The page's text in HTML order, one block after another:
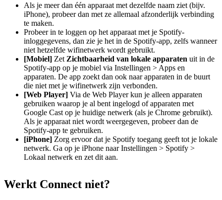
Als je meer dan één apparaat met dezelfde naam ziet (bijv.
iPhone), probeer dan met ze allemaal afzonderlijk verbinding
te maken.
Probeer in te loggen op het apparaat met je Spotify-
inloggegevens, dan zie je het in de Spotify-app, zelfs wanneer
niet hetzelfde wifinetwerk wordt gebruikt.
[Mobiel] Zet Zichtbaarheid van lokale apparaten uit in de
Spotify-app op je mobiel via Instellingen > Apps en
apparaten. De app zoekt dan ook naar apparaten in de buurt
die niet met je wifinetwerk zijn verbonden.
[Web Player] Via de Web Player kun je alleen apparaten
gebruiken waarop je al bent ingelogd of apparaten met
Google Cast op je huidige netwerk (als je Chrome gebruikt).
Als je apparaat niet wordt weergegeven, probeer dan de
Spotify-app te gebruiken.
[iPhone] Zorg ervoor dat je Spotify toegang geeft tot je lokale
netwerk. Ga op je iPhone naar Instellingen > Spotify >
Lokaal netwerk en zet dit aan.
Werkt Connect niet?